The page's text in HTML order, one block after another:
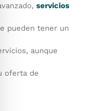
servicios
pueden tener un
aunque
oferta de